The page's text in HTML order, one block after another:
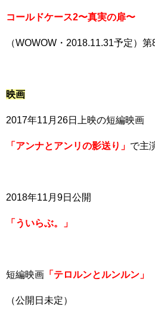
コールドケース2〜真実の扉〜
（WOWOW・2018.11.31予定）第
映画
2017年11月26日上映の短編映画
「アンナとアンリの影送り」 で主
2018年11月9日公開
「ういらぶ。」
短編映画 「テロルンとルンルン」
（公開日未定）